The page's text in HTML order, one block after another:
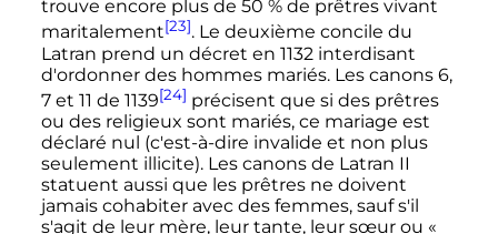
trouve encore plus de 50 % de prêtres vivant
maritalement[23]. Le deuxième concile du
Latran prend un décret en 1132 interdisant
d'ordonner des hommes mariés. Les canons 6,
7 et 11 de 1139[24] précisent que si des prêtres
ou des religieux sont mariés, ce mariage est
déclaré nul (c'est-à-dire invalide et non plus
seulement illicite). Les canons de Latran II
statuent aussi que les prêtres ne doivent
jamais cohabiter avec des femmes, sauf s'il
s'agit de leur mère, leur tante, leur sœur ou «